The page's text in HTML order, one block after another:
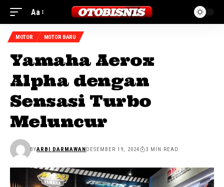
Aa
MOTOR MOTOR BARU
Yamaha Aerox
Alpha dengan
Sensasi Turbo
Meluncur
BYARBI DARMAWANDESEMBER 19, 2024 3 MIN READ